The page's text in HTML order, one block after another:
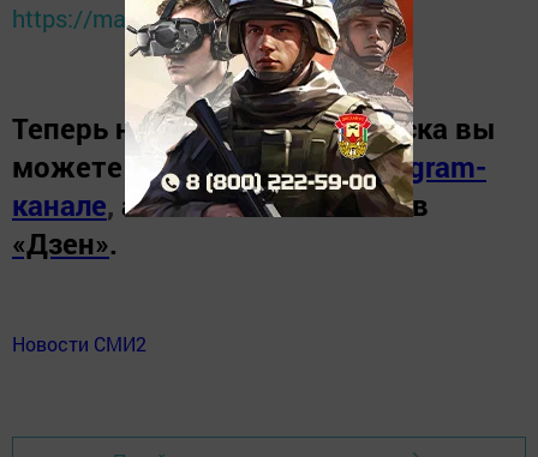
https://max.ru/tatmedia
Теперь новости Зеленодольска вы
можете узнать в нашемTelegram-
канале, а также читайте нас в
«Дзен».
Новости СМИ2